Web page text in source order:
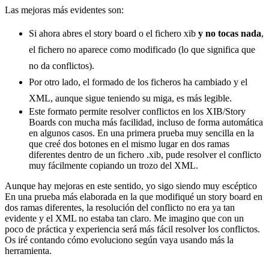
Las mejoras más evidentes son:
Si ahora abres el story board o el fichero xib y no tocas nada,
el fichero no aparece como modificado (lo que significa que
no da conflictos).
Por otro lado, el formado de los ficheros ha cambiado y el
XML, aunque sigue teniendo su miga, es más legible.
Este formato permite resolver conflictos en los XIB/Story
Boards con mucha más facilidad, incluso de forma automática
en algunos casos. En una primera prueba muy sencilla en la
que creé dos botones en el mismo lugar en dos ramas
diferentes dentro de un fichero .xib, pude resolver el conflicto
muy fácilmente copiando un trozo del XML.
Aunque hay mejoras en este sentido, yo sigo siendo muy escéptico
En una prueba más elaborada en la que modifiqué un story board en
dos ramas diferentes, la resolución del conflicto no era ya tan
evidente y el XML no estaba tan claro. Me imagino que con un
poco de práctica y experiencia será más fácil resolver los conflictos.
Os iré contando cómo evoluciono según vaya usando más la
herramienta.